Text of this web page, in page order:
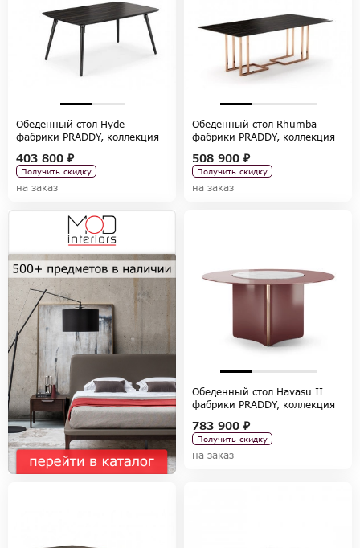
Обеденный стол Hyde
фабрики PRADDY, коллекция
403 800 ₽
Получить скидку
на заказ
Обеденный стол Rhumba
фабрики PRADDY, коллекция
508 900 ₽
Получить скидку
на заказ
Обеденный стол Havasu II
фабрики PRADDY, коллекция
783 900 ₽
Получить скидку
на заказ